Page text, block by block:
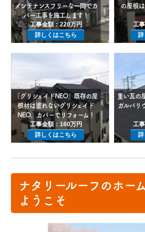
メンテナンスフリーな一閃でカ
バー工事を施工します！
工事金額：220万円
詳しくはこちら
の屋根
工
詳
「グリシェイドNEO」既存の屋
根材は塗れないグリシェイド
NEO。カバーでリフォーム！
工事金額：160万円
詳しくはこちら
重い瓦の
ガルバリ
工
詳
ナタリールーフのホー
ようこそ